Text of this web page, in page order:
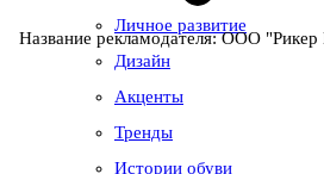
Личное развитие
Дизайн
Акценты
Тренды
Истории обуви
Название рекламодателя: ООО